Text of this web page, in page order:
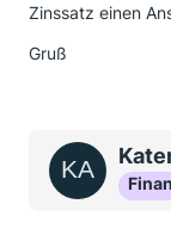
Zinssatz einen
Gruß